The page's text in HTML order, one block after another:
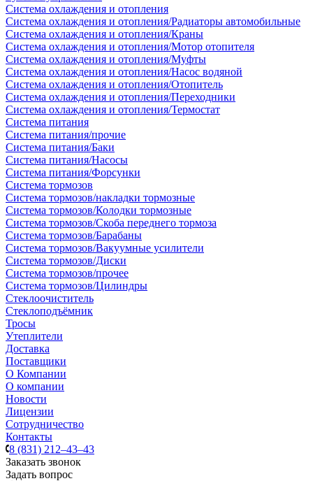
Система охлаждения и отопления
Система охлаждения и отопления/Радиаторы автомобильные
Система охлаждения и отопления/Краны
Система охлаждения и отопления/Мотор отопителя
Система охлаждения и отопления/Муфты
Система охлаждения и отопления/Насос водяной
Система охлаждения и отопления/Отопитель
Система охлаждения и отопления/Переходники
Система охлаждения и отопления/Термостат
Система питания
Система питания/прочие
Система питания/Баки
Система питания/Насосы
Система питания/Форсунки
Система тормозов
Система тормозов/накладки тормозные
Система тормозов/Колодки тормозные
Система тормозов/Скоба переднего тормоза
Система тормозов/Барабаны
Система тормозов/Вакуумные усилители
Система тормозов/Диски
Система тормозов/прочее
Система тормозов/Цилиндры
Стеклоочиститель
Стеклоподъёмник
Тросы
Утеплители
Доставка
Поставщики
О Компании
О компании
Новости
Лицензии
Сотрудничество
Контакты
8 (831) 212–43–43
Заказать звонок
Задать вопрос